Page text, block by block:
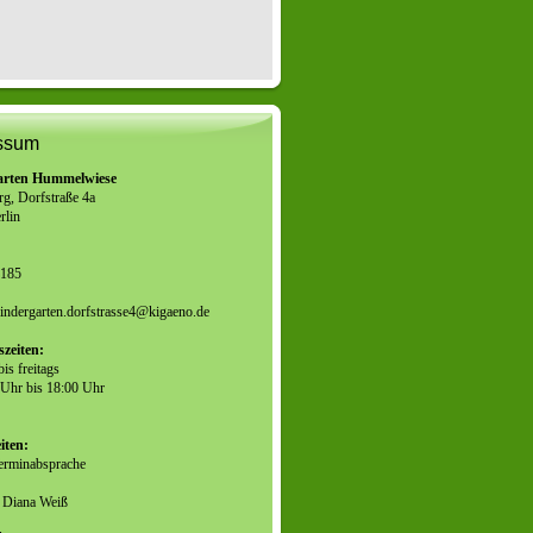
Hummelwiese
Dorfstraße 4a
freitags
bis 18:00 Uhr
Diana Weiß